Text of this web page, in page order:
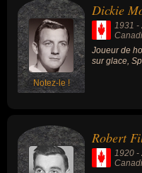
Notez-le !
Dickie
1931 -
Joueur de
sur glace,
Robert
1920 -